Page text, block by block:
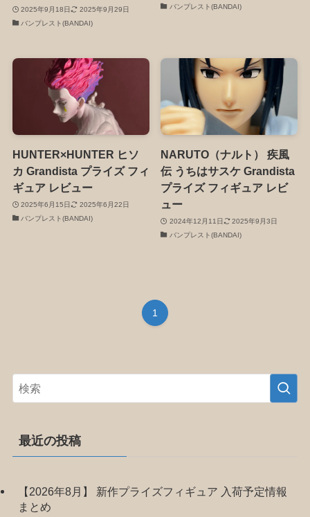
2025年9月18日
2025年9月29日
バンプレスト(BANDAI)
バンプレスト(BANDAI)
HUNTER×HUNTER ヒソ
カ Grandista プライズ フィ
ギュア レビュー
2025年6月15日
2025年6月22日
バンプレスト(BANDAI)
NARUTO（ナルト） 疾風
伝 うちはサスケ Grandista
プライズ フィギュア レビ
ュー
2024年12月11日
2025年9月3日
バンプレスト(BANDAI)
1
最近の投稿
【2026年8月】 新作プライズフィギュア 入荷予定情報
まとめ